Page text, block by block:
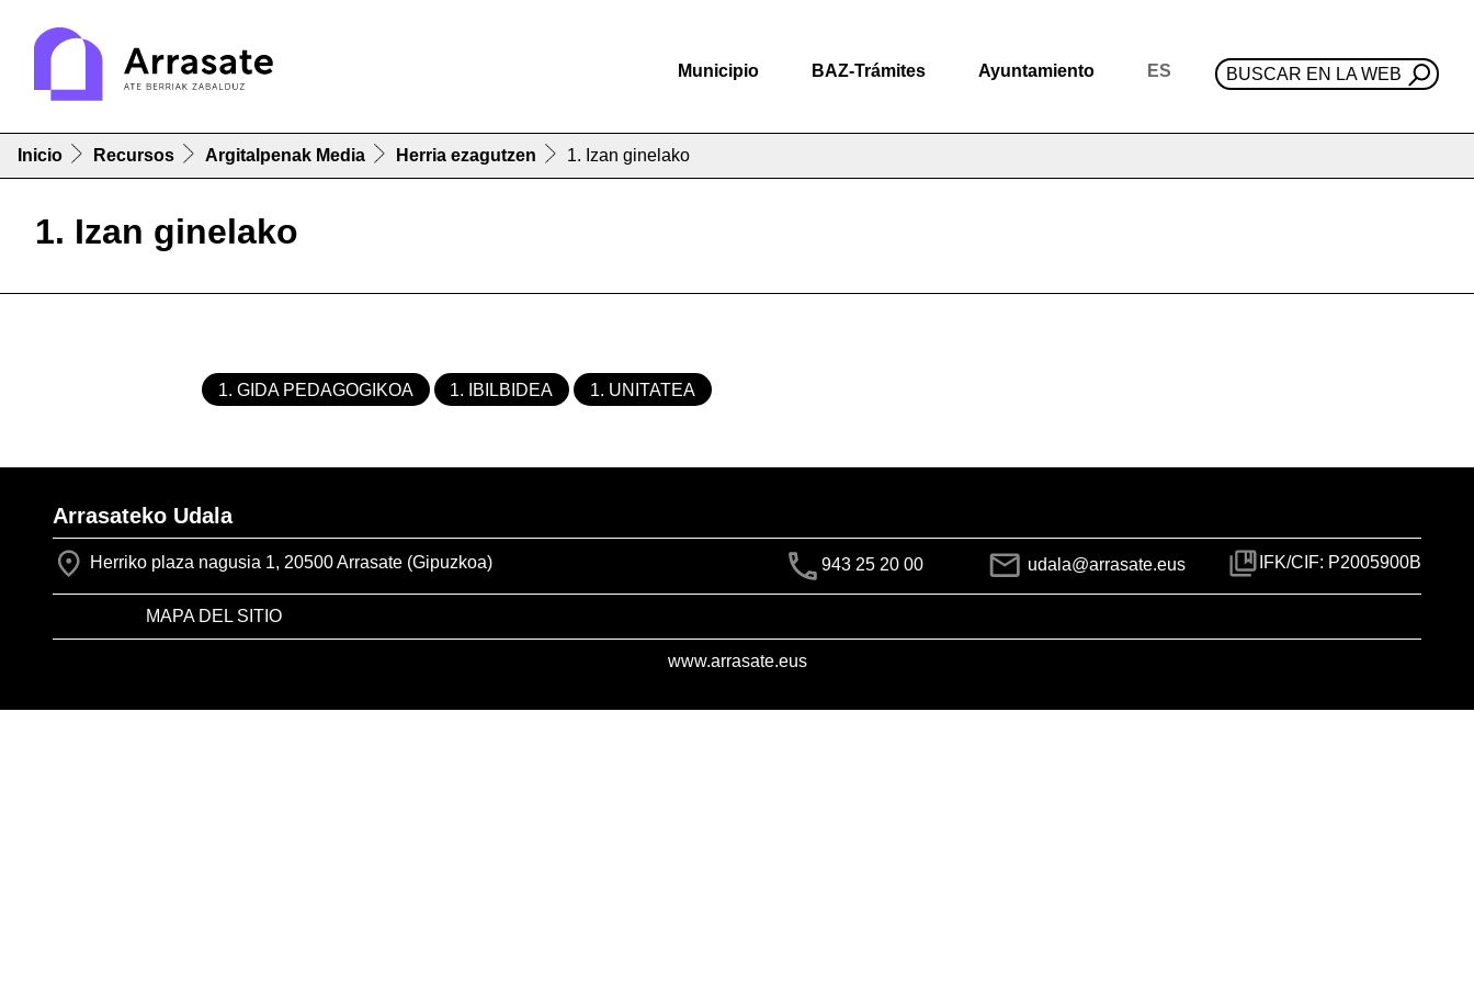
Municipio BAZ-Trámites Ayuntamiento ES BUSCAR EN LA WEB
Inicio Recursos Argitalpenak Media Herria ezagutzen 1. Izan ginelako
1. Izan ginelako
1. GIDA PEDAGOGIKOA 1. IBILBIDEA 1. UNITATEA
Arrasateko Udala
Herriko plaza nagusia 1, 20500 Arrasate (Gipuzkoa) 943 25 20 00 udala@arrasate.eus IFK/CIF: P2005900B
MAPA DEL SITIO
www.arrasate.eus